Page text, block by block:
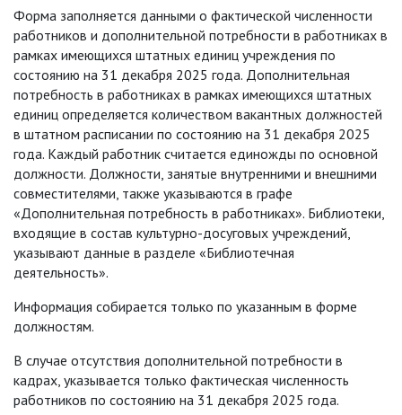
Форма заполняется данными о фактической численности
работников и дополнительной потребности в работниках в
рамках имеющихся штатных единиц учреждения по
состоянию на 31 декабря 2025 года. Дополнительная
потребность в работниках в рамках имеющихся штатных
единиц определяется количеством вакантных должностей
в штатном расписании по состоянию на 31 декабря 2025
года. Каждый работник считается единожды по основной
должности. Должности, занятые внутренними и внешними
совместителями, также указываются в графе
«Дополнительная потребность в работниках». Библиотеки,
входящие в состав культурно-досуговых учреждений,
указывают данные в разделе «Библиотечная
деятельность».
Информация собирается только по указанным в форме
должностям.
В случае отсутствия дополнительной потребности в
кадрах, указывается только фактическая численность
работников по состоянию на 31 декабря 2025 года.